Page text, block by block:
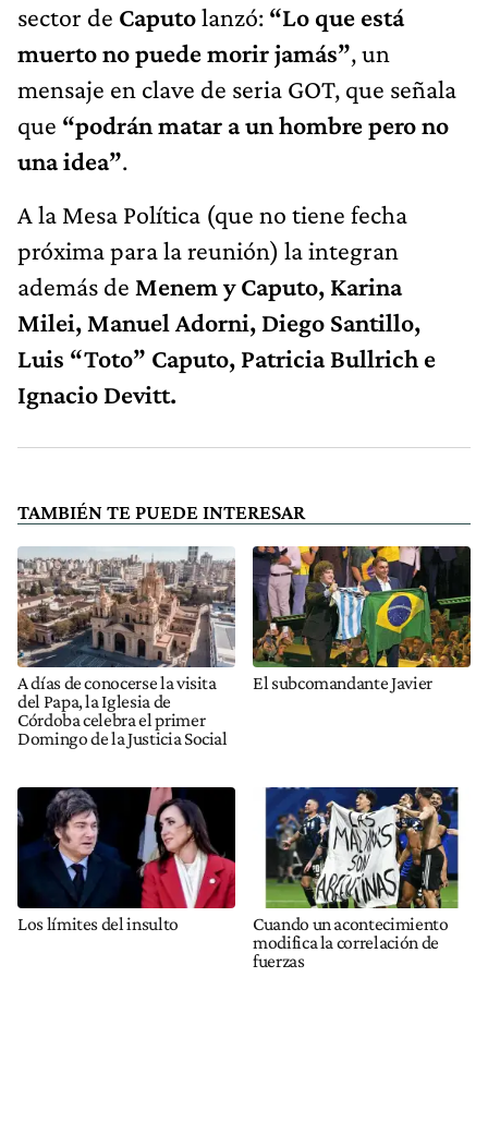
sector de Caputolanzó: “Lo que está
muerto no puede morir jamás”, un
mensaje en clave de seria GOT, que señala
que “podrán matar a un hombre pero no
una idea”.
A la Mesa Política (que no tiene fecha
próxima para la reunión) la integran
además de Menem y Caputo, Karina
Milei, Manuel Adorni, Diego Santillo,
Luis “Toto” Caputo, Patricia Bullrich e
Ignacio Devitt.
TAMBIÉN TE PUEDE INTERESAR
A días de conocerse la visita
del Papa, la Iglesia de
Córdoba celebra el primer
Domingo de la Justicia Social
El subcomandante Javier
Los límites del insulto
Cuando un acontecimiento
modifica la correlación de
fuerzas